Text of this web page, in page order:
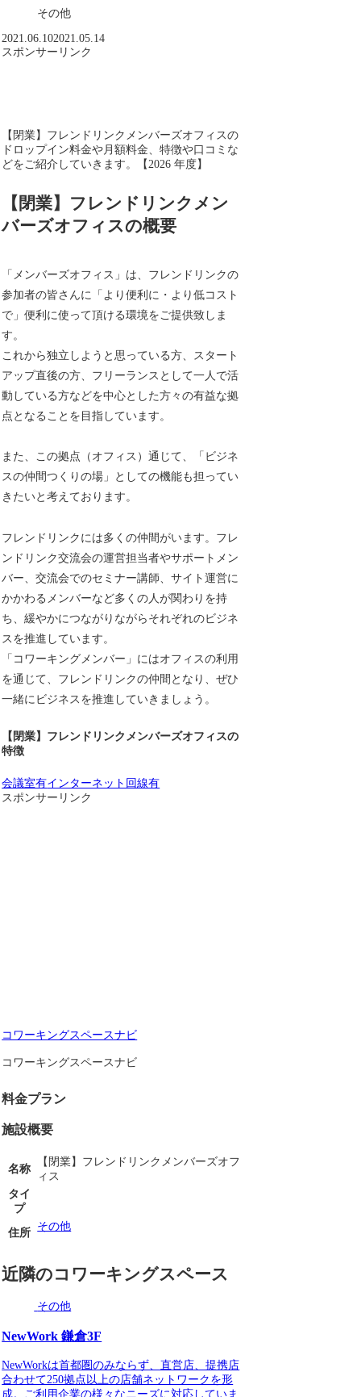
その他
2021.06.102021.05.14
スポンサーリンク
【閉業】フレンドリンクメンバーズオフィスの
ドロップイン料金や月額料金、特徴や口コミな
どをご紹介していきます。【2026 年度】
【閉業】フレンドリンクメン
バーズオフィスの概要
「メンバーズオフィス」は、フレンドリンクの
参加者の皆さんに「より便利に・より低コスト
で」便利に使って頂ける環境をご提供致しま
す。
これから独立しようと思っている方、スタート
アップ直後の方、フリーランスとして一人で活
動している方などを中心とした方々の有益な拠
点となることを目指しています。
また、この拠点（オフィス）通じて、「ビジネ
スの仲間つくりの場」としての機能も担ってい
きたいと考えております。
フレンドリンクには多くの仲間がいます。フレ
ンドリンク交流会の運営担当者やサポートメン
バー、交流会でのセミナー講師、サイト運営に
かかわるメンバーなど多くの人が関わりを持
ち、緩やかにつながりながらそれぞれのビジネ
スを推進しています。
「コワーキングメンバー」にはオフィスの利用
を通じて、フレンドリンクの仲間となり、ぜひ
一緒にビジネスを推進していきましょう。
【閉業】フレンドリンクメンバーズオフィスの
特徴
会議室有インターネット回線有
スポンサーリンク
コワーキングスペースナビ
コワーキングスペースナビ
料金プラン
施設概要
名称
【閉業】フレンドリンクメンバーズオフ
ィス
タイ
プ
住所
その他
近隣のコワーキングスペース
その他
NewWork 鎌倉3F
NewWorkは首都圏のみならず、直営店、提携店
合わせて250拠点以上の店舗ネットワークを形
成。ご利用企業の様々なニーズに対応していま